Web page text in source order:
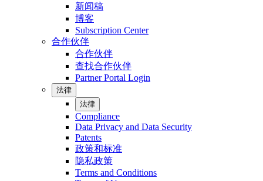
新闻稿
博客
Subscription Center
合作伙伴
合作伙伴
查找合作伙伴
Partner Portal Login
法律
法律
Compliance
Data Privacy and Data Security
Patents
政策和标准
隐私政策
Terms and Conditions